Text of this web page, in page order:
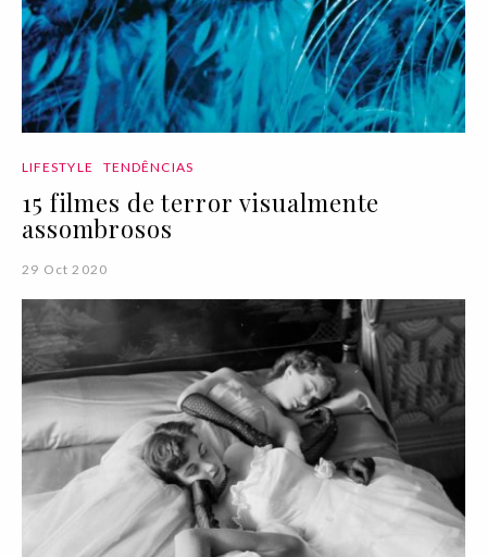
LIFESTYLE TENDÊNCIAS
15 filmes de terror visualmente
assombrosos
29 Oct 2020